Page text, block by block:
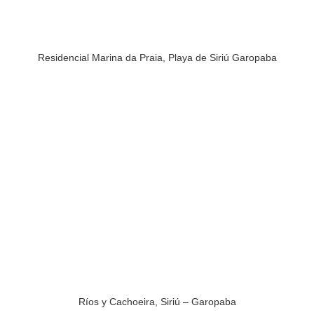
Residencial Marina da Praia, Playa de Siriú Garopaba
Ríos y Cachoeira, Siriú – Garopaba